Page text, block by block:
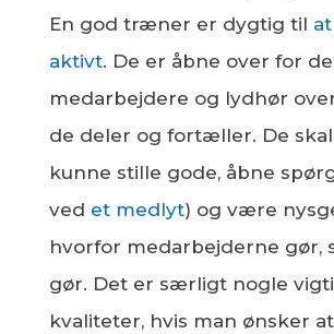
En god træner er dygtig til
aktivt. De er åbne over for
medarbejdere og lydhør
de deler og fortæller. De skal
kunne stille gode, åbne
ved et medlyt) og være
hvorfor medarbejderne gør,
gør. Det er særligt nogle
kvaliteter, hvis man ønsker